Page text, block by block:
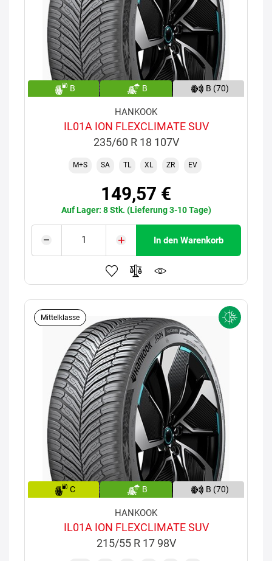
B B B (70)
HANKOOK
IL01A ION FLEXCLIMATE SUV
235/60 R 18 107V
M+S SA TL XL ZR EV
149,57 €
Auf Lager: 8 Stk. (Lieferung 3-10 Tage)
In den Warenkorb
Mittelklasse
C B B (70)
HANKOOK
IL01A ION FLEXCLIMATE SUV
215/55 R 17 98V